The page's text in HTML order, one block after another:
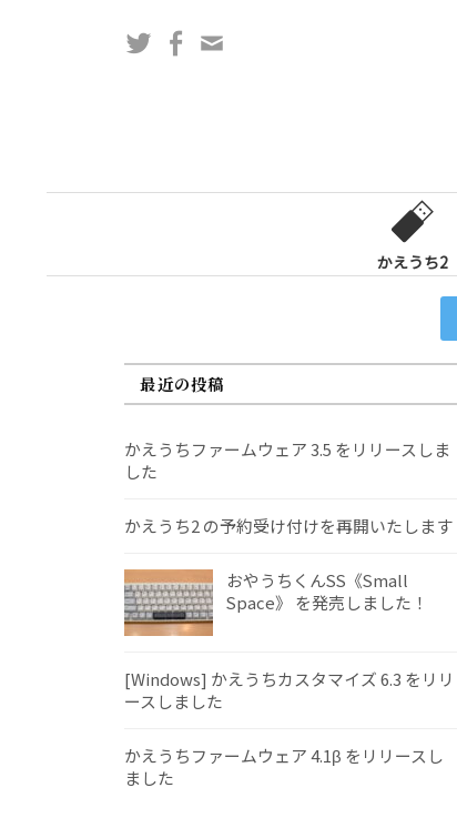
ス
TwitterFacebook
かえうち2
最近の投稿
かえうちファームウェア 3.5 をリリースしま
した
かえうち2 の予約受け付けを再開いたします
おやうちくんSS《Small
Space》 を発売しました！
[Windows] かえうちカスタマイズ 6.3 をリリ
ースしました
かえうちファームウェア 4.1β をリリースし
ました